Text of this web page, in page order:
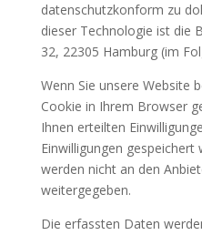
datenschutzkonform zu
dieser Technologie ist die
32, 22305 Hamburg (im
Wenn Sie unsere Website
Cookie in Ihrem Browser
Ihnen erteilten
Einwilligungen gespeichert
werden nicht an den
weitergegeben.
Die erfassten Daten